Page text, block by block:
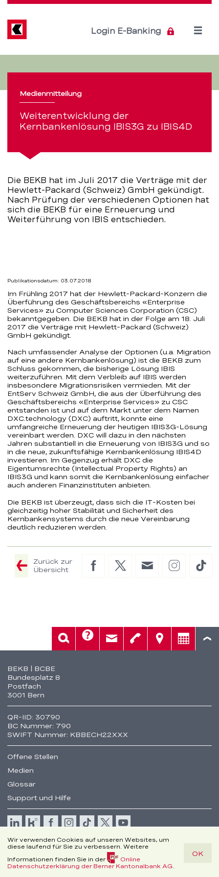
der
Kernbankenlösung
IBIS3G
zu
IBIS4D
–
BEKB
Cookie
Disclaimer
Wir verwenden Cookies auf unseren Websites, um
diese laufend für Sie zu verbessern. Weitere
Informationen finden Sie in der
Online
Datenschutzerklärung der Berner Kantonalbank AG.
OK
Direkt
Inhalt
Login E-Banking
Open
Medienmitteilung
Weiterentwicklung der
Kernbankenlösung IBIS3G zu IBIS4D
Die BEKB hat im Juli 2017 die Verträge mit der
Hewlett-Packard (Schweiz) GmbH gekündigt.
Nach Prüfung der verschiedenen Optionen hat
sich die BEKB für eine Erneuerung und
Weiterführung von IBIS entschieden.
Publikationsdatum: 03.07.2018
Im Frühling 2017 hat der Hewlett-Packard-Konzern die
Überführung des Geschäftsbereichs «Enterprise
Services» zu Computer Sciences Corporation (CSC)
bekanntgegeben. Die BEKB hat in der Folge am 18. Juli
2017 die Verträge mit Hewlett-Packard (Schweiz)
GmbH gekündigt.
Nach umfassender Analyse der Optionen (u.a. Migration
auf eine andere Kernbankenlösung) ist die BEKB zum
Schluss gekommen, die bisherige Lösung IBIS
weiterzuführen. Mit dem Verbleib auf IBIS werden
insbesondere Migrationsrisiken vermieden. Mit der
EntServ Schweiz GmbH, die aus der Überführung des
Geschäftsbereichs «Enterprise Services» zu CSC
entstanden ist und auf dem Markt unter dem Namen
DXC.technology (DXC) auftritt, konnte eine
umfangreiche Erneuerung der heutigen IBIS3G-Lösung
vereinbart werden. DXC will dazu in den nächsten
Jahren substantiell in die Erneuerung von IBIS3G und so
in die neue, zukunftsfähige Kernbankenlösung IBIS4D
investieren. Im Gegenzug erhält DXC die
Eigentumsrechte (Intellectual Property Rights) an
IBIS3G und kann somit die Kernbankenlösung einfacher
auch anderen Finanzinstituten anbieten.
Die BEKB ist überzeugt, dass sich die IT-Kosten bei
gleichzeitig hoher Stabilität und Sicherheit des
Kernbankensystems durch die neue Vereinbarung
deutlich reduzieren werden.
Zurück zur
Übersicht
FacebookTwitter
E-
Instagram
Fusszeile
BEKB | BCBE
Bundesplatz 8
Postfach
3001 Bern
QR-IID: 30790
BC Nummer: 790
SWIFT Nummer: KBBECH22XXX
Offene Stellen
Medien
Glossar
Support und Hilfe
© Berner Kantonalbank AG
Rechtliche Hinweise